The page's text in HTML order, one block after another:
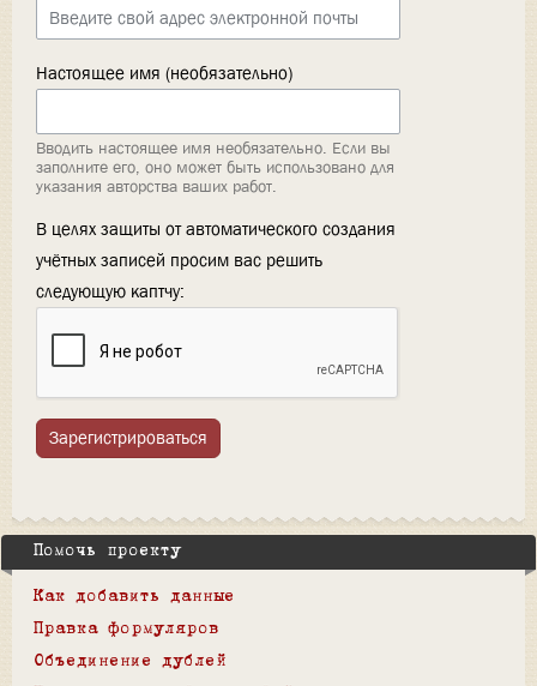
Настоящее имя (необязательно)
Вводить настоящее имя необязательно. Если вы
заполните его, оно может быть использовано для
указания авторства ваших работ.
В целях защиты от автоматического создания
учётных записей просим вас решить
следующую каптчу:
Зарегистрироваться
Помочь проекту
Как добавить данные
Правка формуляров
Объединение дублей